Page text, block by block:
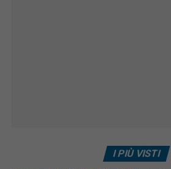
I PIÙ VISTI